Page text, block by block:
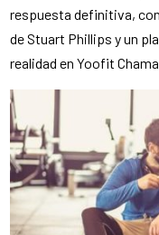
respuesta definitiva,
de Stuart Phillips y un
realidad en Yoofit